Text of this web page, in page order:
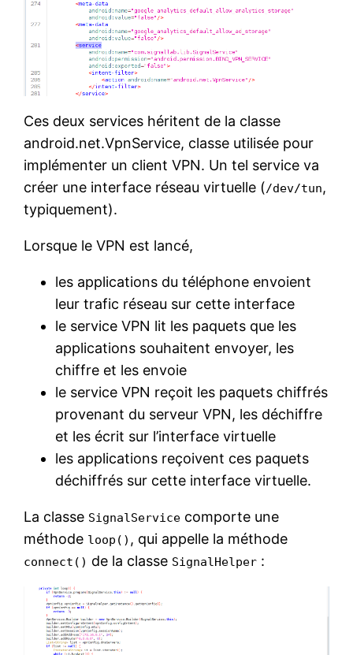
Ces deux services héritent de la classe
android.net.VpnService, classe utilisée pour
implémenter un client VPN. Un tel service va
créer une interface réseau virtuelle (/dev/tun,
typiquement).
Lorsque le VPN est lancé,
les applications du téléphone envoient
leur trafic réseau sur cette interface
le service VPN lit les paquets que les
applications souhaitent envoyer, les
chiffre et les envoie
le service VPN reçoit les paquets chiffrés
provenant du serveur VPN, les déchiffre
et les écrit sur l’interface virtuelle
les applications reçoivent ces paquets
déchiffrés sur cette interface virtuelle.
La classe SignalService comporte une
méthode loop() , qui appelle la méthode
connect() de la classe SignalHelper :